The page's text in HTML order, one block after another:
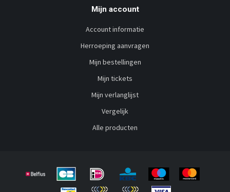
Mijn account
Account informatie
Herroeping aanvragen
Mijn bestellingen
Mijn tickets
Mijn verlanglijst
Vergelijk
Alle producten